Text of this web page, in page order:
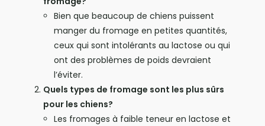
Bien que beaucoup de chiens puissent
manger du fromage en petites quantités,
ceux qui sont intolérants au lactose ou qui
ont des problèmes de poids devraient
l’éviter.
Quels types de fromage sont les plus sûrs
pour les chiens?
Les fromages à faible teneur en lactose et